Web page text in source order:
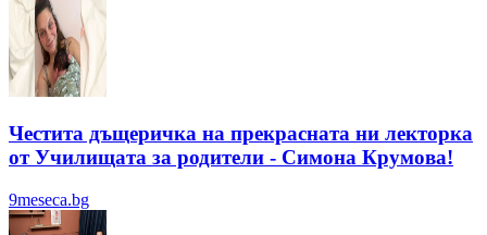
Честита дъщеричка на прекрасната ни лекторка
от Училищата за родители - Симона Крумова!
9meseca.bg